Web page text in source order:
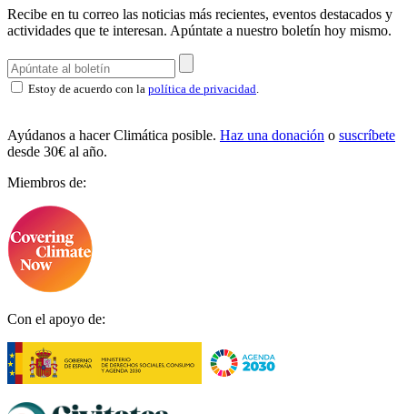
Recibe en tu correo las noticias más recientes, eventos destacados y
actividades que te interesan. Apúntate a nuestro boletín hoy mismo.
Estoy de acuerdo con la política de privacidad.
Ayúdanos a hacer Climática posible. Haz una donación o suscríbete
desde 30€ al año.
Miembros de:
Con el apoyo de: